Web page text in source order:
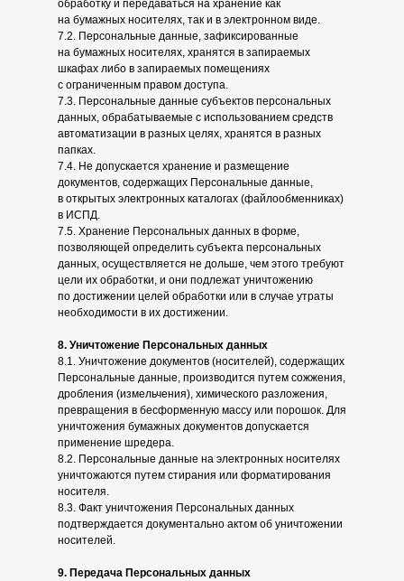
обработку и передаваться на хранение как
на бумажных носителях, так и в электронном виде.
7.2. Персональные данные, зафиксированные
на бумажных носителях, хранятся в запираемых
шкафах либо в запираемых помещениях
с ограниченным правом доступа.
7.3. Персональные данные субъектов персональных
данных, обрабатываемые с использованием средств
автоматизации в разных целях, хранятся в разных
папках.
7.4. Не допускается хранение и размещение
документов, содержащих Персональные данные,
в открытых электронных каталогах (файлообменниках)
в ИСПД.
7.5. Хранение Персональных данных в форме,
позволяющей определить субъекта персональных
данных, осуществляется не дольше, чем этого требуют
цели их обработки, и они подлежат уничтожению
по достижении целей обработки или в случае утраты
необходимости в их достижении.
8. Уничтожение Персональных данных
8.1. Уничтожение документов (носителей), содержащих
Персональные данные, производится путем сожжения,
дробления (измельчения), химического разложения,
превращения в бесформенную массу или порошок. Для
уничтожения бумажных документов допускается
применение шредера.
8.2. Персональные данные на электронных носителях
уничтожаются путем стирания или форматирования
носителя.
8.3. Факт уничтожения Персональных данных
подтверждается документально актом об уничтожении
носителей.
9. Передача Персональных данных